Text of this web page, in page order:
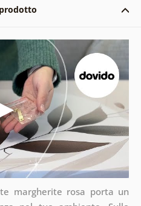
margherite rosa porta un